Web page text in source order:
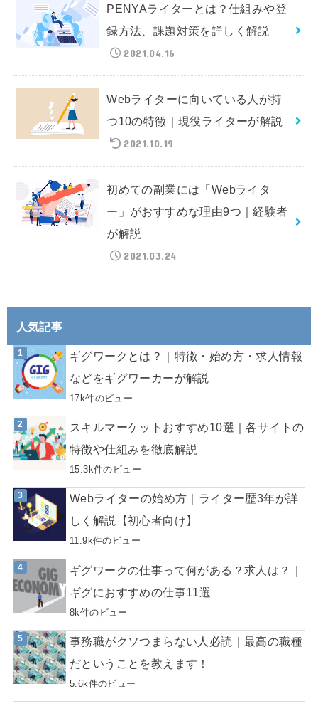
PENYAライターとは？仕組みや登
録方法、課題対策を詳しく解説
2021.04.16
Webライターに向いている人が持
つ10の特徴｜現役ライターが解説
2021.10.19
初めての副業には「Webライタ
ー」がおすすめな理由9つ｜経験者
が解説
2021.03.24
人気記事
ギグワークとは？｜特徴・始め方・求人情報
などをギグワーカーが解説
17k件のビュー
スキルマーケットおすすめ10選｜各サイトの
特徴や仕組みを徹底解説
15.3k件のビュー
Webライターの始め方｜ライター歴3年が詳
しく解説【初心者向け】
11.9k件のビュー
ギグワークの仕事って何がある？求人は？｜
ギグにおすすめの仕事11選
8k件のビュー
事務職がクソつまらない人必読｜最高の職種
だということを教えます！
5.6k件のビュー